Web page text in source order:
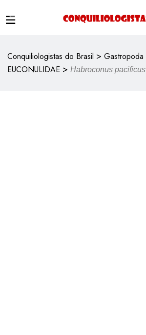
Conquiliologistas do Brasil > Gastropoda
EUCONULIDAE > Habroconus pacificus